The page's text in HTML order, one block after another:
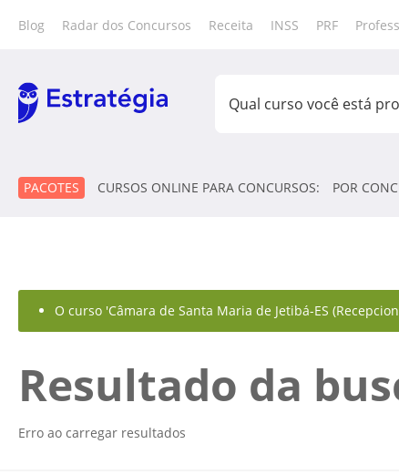
Blog Radar dos Concursos Receita INSS PRF
PACOTES CURSOS ONLINE PARA CONCURSOS: POR
O curso 'Câmara de Santa Maria de Jetibá-ES
Resultado da
Erro ao carregar resultados